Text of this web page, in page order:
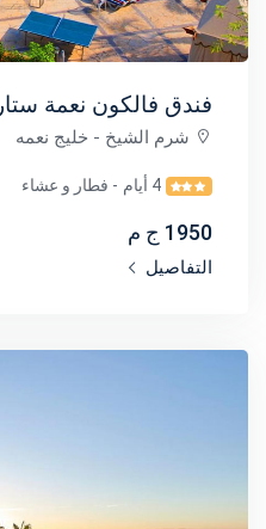
فندق فالكون نعمة ستار
شرم الشيخ - خليج نعمه
4 أيام - فطار و عشاء
1950 ج م
التفاصيل